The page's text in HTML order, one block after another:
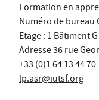
Formation en
Numéro de bureau
Etage : 1 Bâtiment G
Adresse 36 rue
+33 (0)1 64 13 44 70
lp.asr@iutsf.org